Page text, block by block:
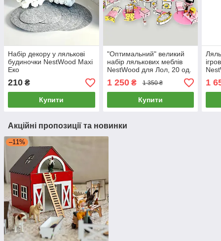
Набір декору у лялькові
будиночки NestWood Maxi
Еко
210 ₴
Купити
"Оптимальний" великий
набір лялькових меблів
NestWood для Лол, 20 од.
рожевий
1 250₴ 1 350 ₴
Купити
1
Акційні пропозиції та новинки
–11%